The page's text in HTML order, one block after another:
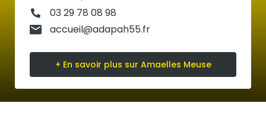
03 29 78 08 98
accueil@adapah55.fr
+ En savoir plus sur Amaelles Meuse